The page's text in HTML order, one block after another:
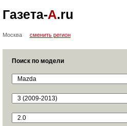
Газета-А.ru
Москва сменить регион
Поиск по модели